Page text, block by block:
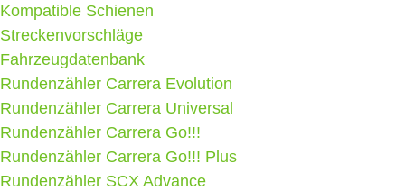
Kompatible Schienen
Streckenvorschläge
Fahrzeugdatenbank
Rundenzähler Carrera Evolution
Rundenzähler Carrera Universal
Rundenzähler Carrera Go!!!
Rundenzähler Carrera Go!!! Plus
Rundenzähler SCX Advance